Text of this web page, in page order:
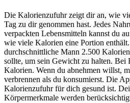
Die Kalorienzufuhr zeigt dir an, wie
Tag zu dir genommen hast. Jedes
verpackten Lebensmitteln kannst du
wie viele Kalorien eine Portion enthält.
durchschnittliche Mann 2.500
sollte, um sein Gewicht zu halten. Bei
Kalorien. Wenn du abnehmen willst,
verbrennen als du konsumierst. Die
Kalorienzufuhr für dich gesund ist.
Körpermerkmale werden